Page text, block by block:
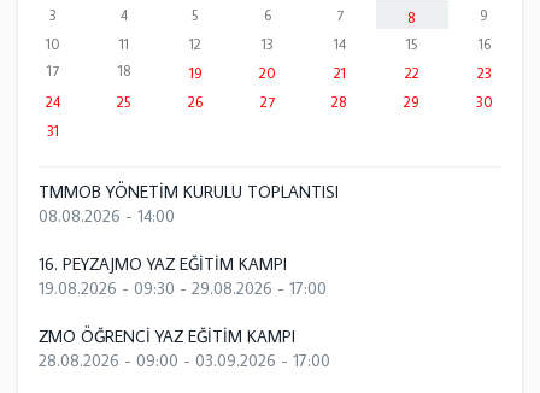
3
4 5 6 7 8
9
10
11 12 13 14 15
16
17
18 19 20 21 22
23
24
25 26 27 28 29
30
31
TMMOB YÖNETİM KURULU TOPLANTISI
08.08.2026 - 14:00
16. PEYZAJMO YAZ EĞİTİM KAMPI
19.08.2026 - 09:30 - 29.08.2026 - 17:00
ZMO ÖĞRENCİ YAZ EĞİTİM KAMPI
28.08.2026 - 09:00 - 03.09.2026 - 17:00